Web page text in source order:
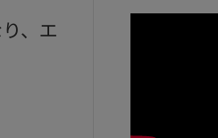
、エ